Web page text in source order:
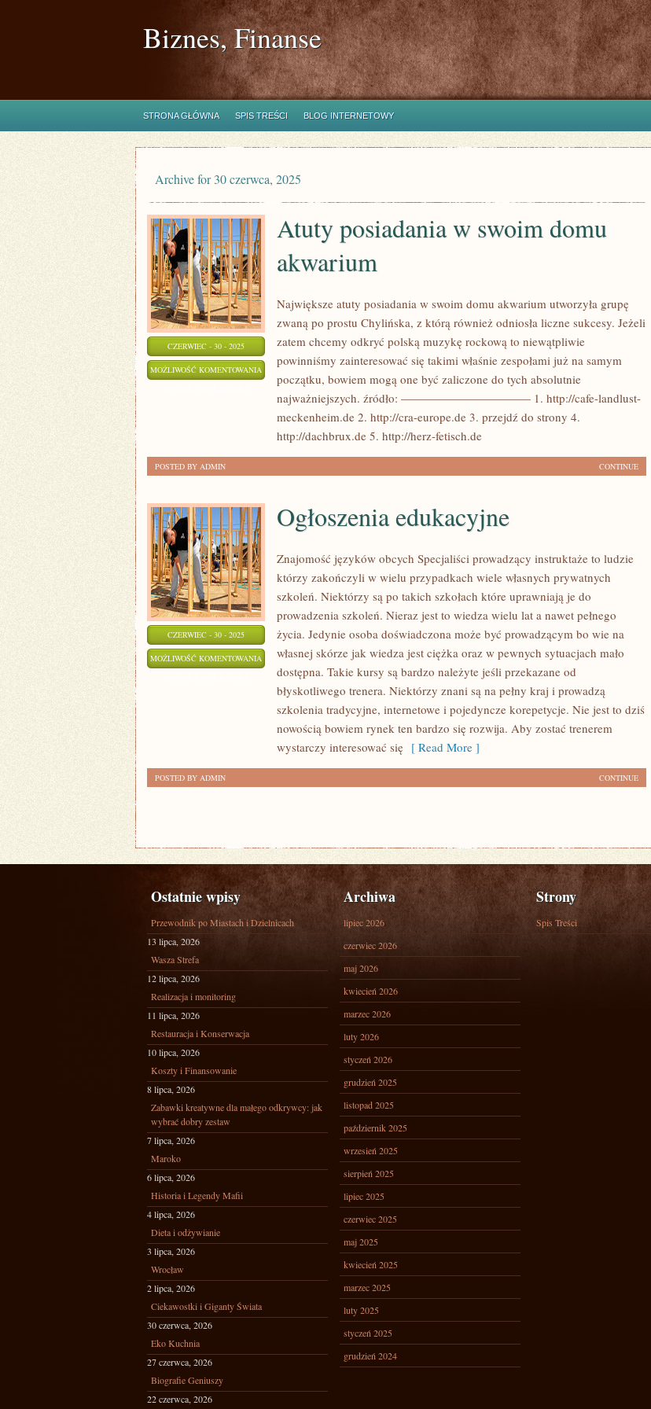
Biznes, Finanse
STRONA GŁÓWNA SPIS TREŚCI BLOG INTERNETOWY
Archive for 30 czerwca, 2025
CZERWIEC - 30 - 2025
MOŻLIWOŚĆ KOMENTOWANIA ATUTY
POSIADANIA
Atuty posiadania w swoim domu
akwarium
Największe atuty posiadania w swoim domu akwarium utworzyła grupę
zwaną po prostu Chylińska, z którą również odniosła liczne sukcesy. Jeżeli
zatem chcemy odkryć polską muzykę rockową to niewątpliwie
powinniśmy zainteresować się takimi właśnie zespołami już na samym
początku, bowiem mogą one być zaliczone do tych absolutnie
najważniejszych. źródło: ——————————— 1. http://cafe-landlust-
meckenheim.de 2. http://cra-europe.de 3. przejdź do strony 4.
http://dachbrux.de 5. http://herz-fetisch.de
CONTINUE
POSTED BY ADMIN
CZERWIEC - 30 - 2025
MOŻLIWOŚĆ KOMENTOWANIA OGŁOSZENIA
EDUKACYJNE
Ogłoszenia edukacyjne
Znajomość języków obcych Specjaliści prowadzący instruktaże to ludzie
którzy zakończyli w wielu przypadkach wiele własnych prywatnych
szkoleń. Niektórzy są po takich szkołach które uprawniają je do
prowadzenia szkoleń. Nieraz jest to wiedza wielu lat a nawet pełnego
życia. Jedynie osoba doświadczona może być prowadzącym bo wie na
własnej skórze jak wiedza jest ciężka oraz w pewnych sytuacjach mało
dostępna. Takie kursy są bardzo należyte jeśli przekazane od
błyskotliwego trenera. Niektórzy znani są na pełny kraj i prowadzą
szkolenia tradycyjne, internetowe i pojedyncze korepetycje. Nie jest to dziś
nowością bowiem rynek ten bardzo się rozwija. Aby zostać trenerem
wystarczy interesować się [ Read More ]
CONTINUE
POSTED BY ADMIN
Ostatnie wpisy
Przewodnik po Miastach i Dzielnicach
13 lipca, 2026
Wasza Strefa
12 lipca, 2026
Realizacja i monitoring
11 lipca, 2026
Restauracja i Konserwacja
10 lipca, 2026
Koszty i Finansowanie
8 lipca, 2026
Zabawki kreatywne dla małego odkrywcy: jak
wybrać dobry zestaw
7 lipca, 2026
Maroko
6 lipca, 2026
Historia i Legendy Mafii
4 lipca, 2026
Dieta i odżywianie
3 lipca, 2026
Wrocław
2 lipca, 2026
Ciekawostki i Giganty Świata
30 czerwca, 2026
Eko Kuchnia
27 czerwca, 2026
Biografie Geniuszy
22 czerwca, 2026
Archiwa
lipiec 2026
czerwiec 2026
maj 2026
kwiecień 2026
marzec 2026
luty 2026
styczeń 2026
grudzień 2025
listopad 2025
październik 2025
wrzesień 2025
sierpień 2025
lipiec 2025
czerwiec 2025
maj 2025
kwiecień 2025
marzec 2025
luty 2025
styczeń 2025
grudzień 2024
Strony
Spis Treści